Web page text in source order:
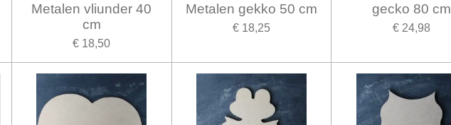
Metalen vliunder 40
cm
€ 18,50
Metalen gekko 50 cm
€ 18,25
gecko 80 cm
€ 24,98